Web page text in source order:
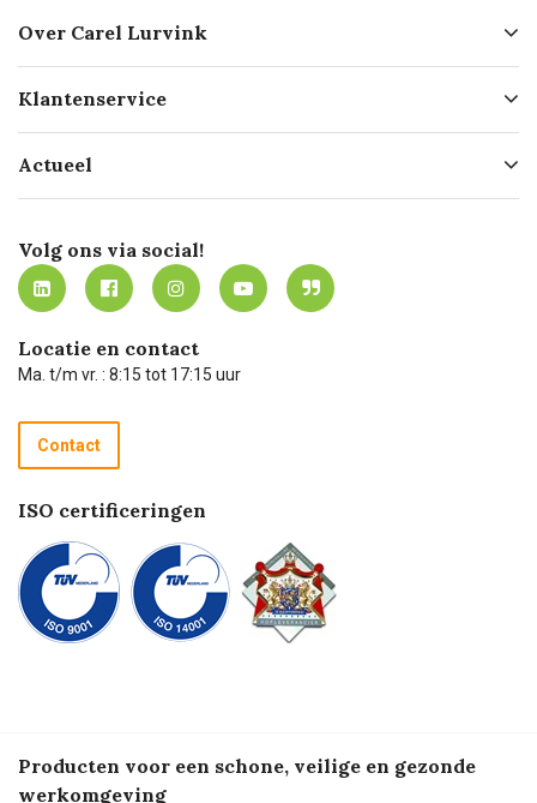
Over Carel Lurvink
Geschiedenis
Missie
Werken bij Carel Lurvink
MVO
Klantenservice
Bezorgen
Mijn Carel Lurvink
Mijn Carel Lurvink instructievideo's
Carel Lurvink App
Hulp op afstand
Technische dienst
Recycle programma
Betalen
Actueel
Innovation LAB
Tevreden klanten
Carel Lurvink Blog
Carel de podcast
Volg ons via social!
Locatie en contact
Ma. t/m vr. : 8:15 tot 17:15 uur
Contact
ISO certificeringen
Producten voor een schone, veilige en gezonde
werkomgeving